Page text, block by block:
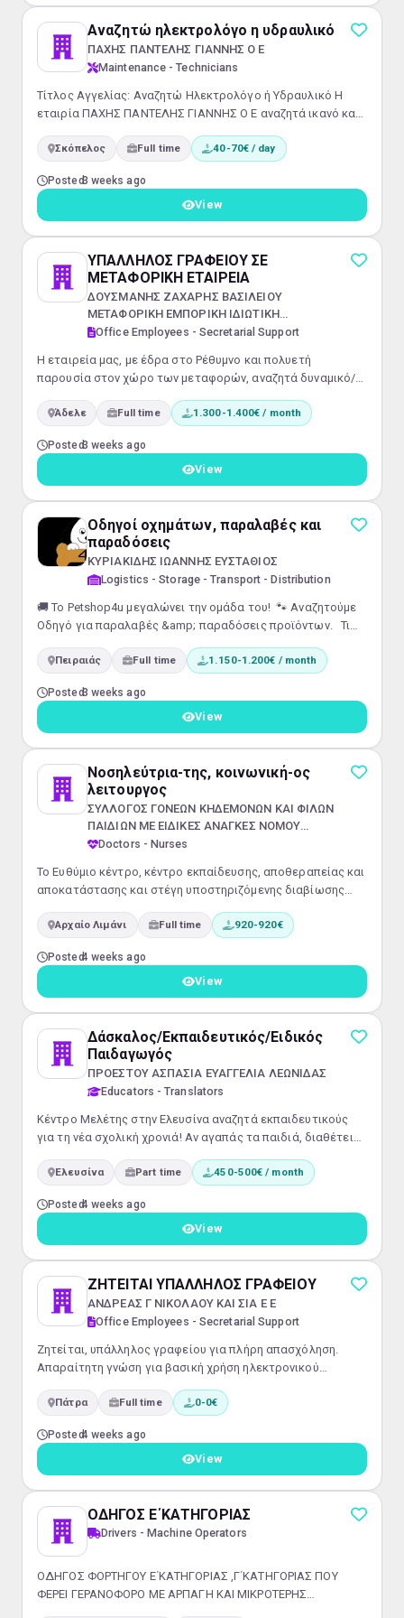
Αναζητώ ηλεκτρολόγο η υδραυλικό
ΠΑΧΗΣ ΠΑΝΤΕΛΗΣ ΓΙΑΝΝΗΣ Ο Ε
Maintenance - Technicians
Τίτλος Αγγελίας: Αναζητώ Ηλεκτρολόγο ή Υδραυλικό Η
εταιρία ΠΑΧΗΣ ΠΑΝΤΕΛΗΣ ΓΙΑΝΝΗΣ Ο Ε αναζητά ικανό και
με πλήρη απασχόληση στη θέση του Ηλεκτρολόγου ή
εργαστούν με φυσική παρουσία και να συμβάλουν στη
συντήρηση και τεχνική υποστήριξη των εγκαταστάσεών
μας. Απαραίτητα Προσόντα: Πολύ καλή...
Σκόπελος Full time 40-70€ / day
Posted3 weeks ago
View
ΥΠΑΛΛΗΛΟΣ ΓΡΑΦΕΙΟΥ ΣΕ
ΜΕΤΑΦΟΡΙΚΗ ΕΤΑΙΡΕΙΑ
ΔΟΥΣΜΑΝΗΣ ΖΑΧΑΡΗΣ ΒΑΣΙΛΕΙΟΥ
ΜΕΤΑΦΟΡΙΚΗ ΕΜΠΟΡΙΚΗ ΙΔΙΩΤΙΚΗ
ΚΕΦΑΛΑΙΟΥΧΙΚΗ ΕΤΑΙΡΕΙΑ
Office Employees - Secretarial Support
Η εταιρεία μας, με έδρα στο Ρέθυμνο και πολυετή
παρουσία στον χώρο των μεταφορών, αναζητά δυναμικό/ή
Κύριες Αρμοδιότητες: Έκδοση παραστατικών (δελτία
συντονισμός και παρακολούθηση των δρομολογίων των
φορτηγών/οδηγών για την άμεση και ασφαλή εξυπηρέτηση
των πελατών. Διαχείριση τηλεφωνικών κλήσεων, em...
Άδελε Full time 1.300-1.400€ / month
Posted3 weeks ago
View
Οδηγοί οχημάτων, παραλαβές και
παραδόσεις
ΚΥΡΙΑΚΙΔΗΣ ΙΩΑΝΝΗΣ ΕΥΣΤΑΘΙΟΣ
Logistics - Storage - Transport - Distribution
🚚 Το Petshop4u μεγαλώνει την ομάδα του! 🐾 Αναζητούμε
Οδηγό για παραλαβές &amp; παραδόσεις προϊόντων. Τι
σύγχρονο ηλεκτρικό βαν.✅ Δεν απαιτείται επαγγελματικό
Εκπληρωμένες στρατιωτικές υποχρεώσεις✅
Υπευθυνότητα &amp; συνέπεια✅ Ευγένεια και
επαγγελματική συμπεριφορά 🕘 Ωράριο
εργασίας:Δευτέρα –...
Πειραιάς Full time 1.150-1.200€ / month
Posted3 weeks ago
View
Νοσηλεύτρια-της, κοινωνική-ος
λειτουργος
ΣΥΛΛΟΓΟΣ ΓΟΝΕΩΝ ΚΗΔΕΜΟΝΩΝ ΚΑΙ ΦΙΛΩΝ
ΠΑΙΔΙΩΝ ΜΕ ΕΙΔΙΚΕΣ ΑΝΑΓΚΕΣ ΝΟΜΟΥ
ΚΟΡΙΝΘΙΑΣ
Doctors - Nurses
Το Ευθύμιο κέντρο, κέντρο εκπαίδευσης, αποθεραπείας και
αποκατάστασης και στέγη υποστηριζόμενης διαβίωσης
λειτουργό
Αρχαίο Λιμάνι Full time 920-920€
Posted4 weeks ago
View
Δάσκαλος/Εκπαιδευτικός/Ειδικός
Παιδαγωγός
ΠΡΟΕΣΤΟΥ ΑΣΠΑΣΙΑ ΕΥΑΓΓΕΛΙΑ ΛΕΩΝΙΔΑΣ
Educators - Translators
Κέντρο Μελέτης στην Ελευσίνα αναζητά εκπαιδευτικούς
για τη νέα σχολική χρονιά! Αν αγαπάς τα παιδιά, διαθέτεις
γνωριστούμε!
Ελευσίνα Part time 450-500€ / month
Posted4 weeks ago
View
ΖΗΤΕΙΤΑΙ ΥΠΑΛΛΗΛΟΣ ΓΡΑΦΕΙΟΥ
ΑΝΔΡΕΑΣ Γ ΝΙΚΟΛΑΟΥ ΚΑΙ ΣΙΑ Ε Ε
Office Employees - Secretarial Support
Ζητείται, υπάλληλος γραφείου για πλήρη απασχόληση.
Απαραίτητη γνώση για βασική χρήση ηλεκτρονικού
προτίμηση Γερμανικά
Πάτρα Full time 0-0€
Posted4 weeks ago
View
ΟΔΗΓΟΣ Ε΄ΚΑΤΗΓΟΡΙΑΣ
Drivers - Machine Operators
ΟΔΗΓΟΣ ΦΟΡΤΗΓΟΥ Ε΄ΚΑΤΗΓΟΡΙΑΣ ,Γ΄ΚΑΤΗΓΟΡΙΑΣ ΠΟΥ
ΦΕΡΕΙ ΓΕΡΑΝΟΦΟΡΟ ΜΕ ΑΡΠΑΓΗ ΚΑΙ ΜΙΚΡΟΤΕΡΗΣ